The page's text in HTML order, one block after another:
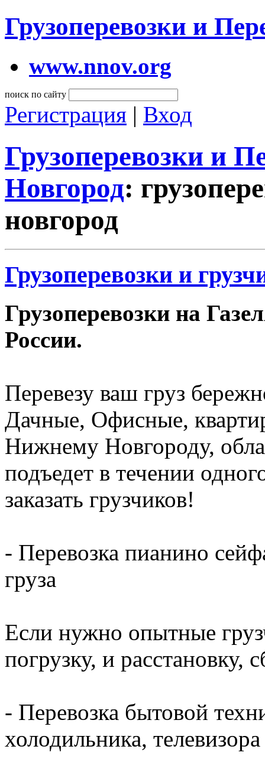
Грузоперевозки и
www.nnov.org
поиск по сайту
Регистрация | Вход
Грузоперевозки и
Новгород:
новгород
Грузоперевозки и
Грузоперевозки на
России.
Перевезу ваш груз
Дачные, Офисные,
Нижнему Новгороду,
подъедет в течении
заказать грузчиков!
- Перевозка пианино
груза
Если нужно опытные
погрузку, и расстановку,
- Перевозка бытовой
холодильника,